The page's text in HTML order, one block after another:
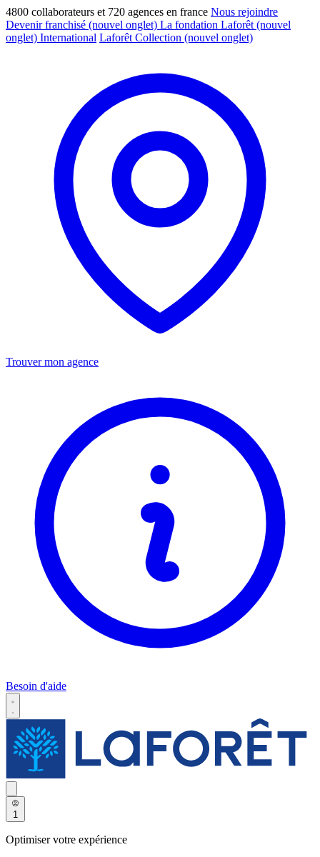
4800 collaborateurs et 720 agences en france Nous rejoindre
Devenir franchisé (nouvel onglet) La fondation Laforêt (nouvel
onglet) International Laforêt Collection (nouvel onglet)
Trouver mon agence
Besoin d'aide
1
Optimiser votre expérience